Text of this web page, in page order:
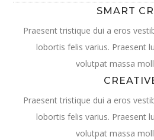
SMART
Praesent tristique dui a eros
lobortis felis varius. Praesent
volutpat massa
Praesent tristique dui a eros
lobortis felis varius. Praesent
volutpat massa